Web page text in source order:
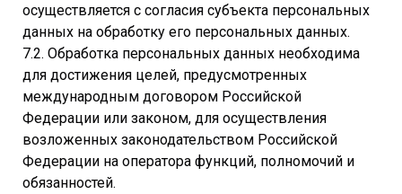
осуществляется с согласия субъекта персональных
данных на обработку его персональных данных.
7.2. Обработка персональных данных необходима
для достижения целей, предусмотренных
международным договором Российской
Федерации или законом, для осуществления
возложенных законодательством Российской
Федерации на оператора функций, полномочий и
обязанностей.